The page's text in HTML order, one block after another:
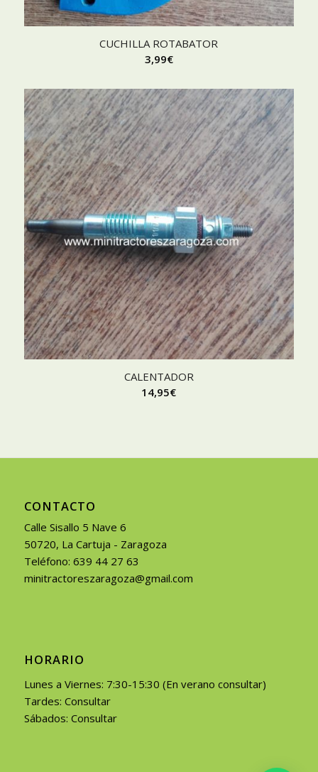
CUCHILLA ROTABATOR
3,99€
CALENTADOR
14,95€
CONTACTO
Calle Sisallo 5 Nave 6
50720, La Cartuja - Zaragoza
Teléfono: 639 44 27 63
minitractoreszaragoza@gmail.com
HORARIO
Lunes a Viernes: 7:30-15:30 (En verano consultar)
Tardes: Consultar
Sábados: Consultar